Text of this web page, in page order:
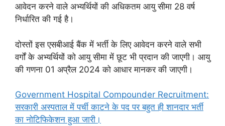
आवेदन करने वाले अभ्यर्थियों की अधिकतम आयु सीमा 28 वर्ष
निर्धारित की गई है।
दोस्तों इस एसबीआई बैंक में भर्ती के लिए आवेदन करने वाले सभी
वर्गों के अभ्यर्थियों को आयु सीमा में छूट भी प्रदान की जाएगी। आयु
की गणना 01 अप्रैल 2024 को आधार मानकर की जाएगी।
Government Hospital Compounder Recruitment:
सरकारी अस्पताल में पर्ची काटने के पद पर बहुत ही शानदार भर्ती
का नोटिफिकेशन हुआ जारी।